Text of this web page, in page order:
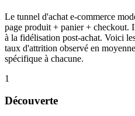
Le tunnel d'achat e-commerce
page produit + panier + checkout.
à la fidélisation post-achat. Voici
taux d'attrition observé en
spécifique à chacune.
1
Découverte